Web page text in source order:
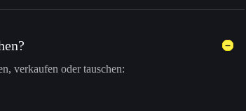
verkaufen oder tauschen: